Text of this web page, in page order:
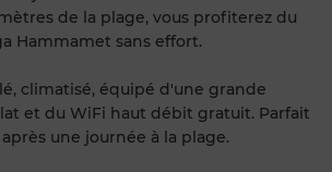
de la plage, vous profiterez du
Hammamet sans effort.
climatisé, équipé d'une grande
et du WiFi haut débit gratuit. Parfait
une journée à la plage.